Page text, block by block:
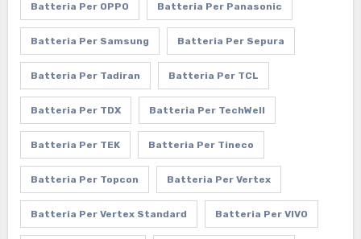
Batteria Per OPPO Batteria Per Panasonic
Batteria Per Samsung Batteria Per Sepura
Batteria Per Tadiran Batteria Per TCL
Batteria Per TDX Batteria Per TechWell
Batteria Per TEK Batteria Per Tineco
Batteria Per Topcon Batteria Per Vertex
Batteria Per Vertex Standard Batteria Per VIVO